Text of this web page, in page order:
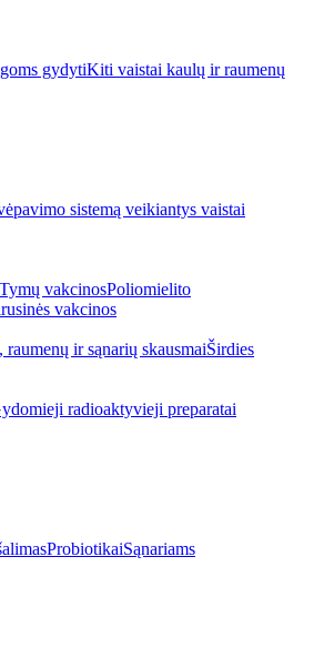
gydytiKiti vaistai kaulų ir raumenų
sistemą veikiantys vaistai
Tymų vakcinosPoliomielito
vakcinos
raumenų ir sąnarių skausmaiŠirdies
radioaktyvieji preparatai
ProbiotikaiSąnariams